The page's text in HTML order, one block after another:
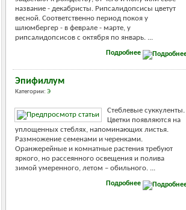
название - декабристы. Рипсалидопсисы цветут
весной. Соответственно период покоя у
шлюмбергер - в феврале - марте, у
рипсалидопсисов с октября по январь. ...
Подробнее
Эпифиллум
Категории: Э
Стеблевые суккуленты.
Цветки появляются на
уплощенных стеблях, напоминающих листья.
Размножение семенами и черенками.
Оранжерейные и комнатные растения требуют
яркого, но рассеянного освещения и полива
зимой умеренного, летом – обильного. ...
Подробнее